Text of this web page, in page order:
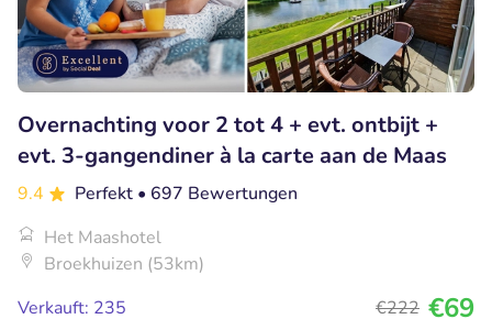
Overnachting voor 2 tot 4 + evt. ontbijt +
evt. 3-gangendiner à la carte aan de Maas
9.4 Perfekt • 697 Bewertungen
Het Maashotel
Broekhuizen (53km)
Verkauft: 235
€222 €69